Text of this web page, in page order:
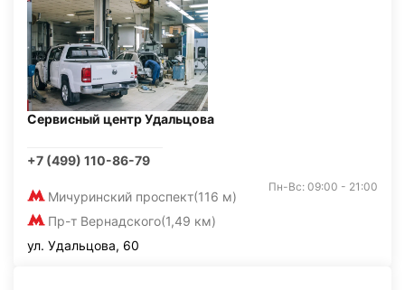
Сервисный центр Удальцова
+7 (499) 110-86-79
Мичуринский проспект(116 м)
Пр-т Вернадского(1,49 км)
Пн-Вс: 09:00 - 21:00
ул. Удальцова, 60